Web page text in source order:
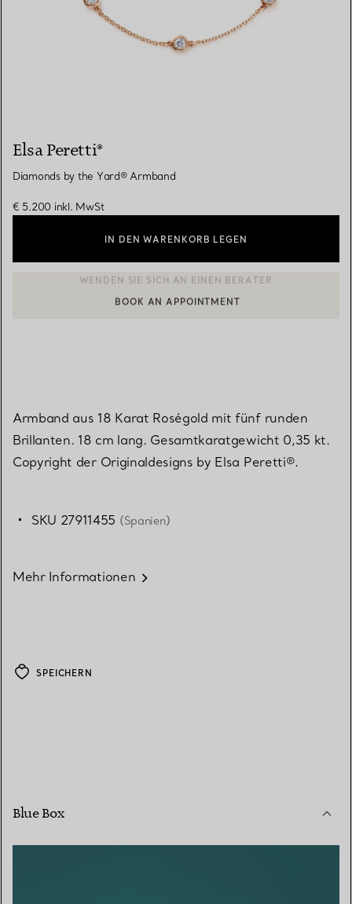
Elsa Peretti®
Diamonds by the Yard® Armband
€ 5.200 inkl. MwSt
IN DEN WARENKORB LEGEN
EINEN KUNDENBERATER KONTAKTIEREN ODER EINEN
BOOK AN APPOINTMENT
Armband aus 18 Karat Roségold mit fünf runden
Brillanten. 18 cm lang. Gesamtkaratgewicht 0,35 kt.
Copyright der Originaldesigns by Elsa Peretti®.
SKU 27911455 (Spanien)
Mehr Informationen
SPEICHERN
Blue Box